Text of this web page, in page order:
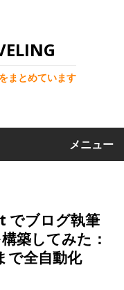
まとめています
メニュー
ブログ執筆
築してみた：
で全自動化